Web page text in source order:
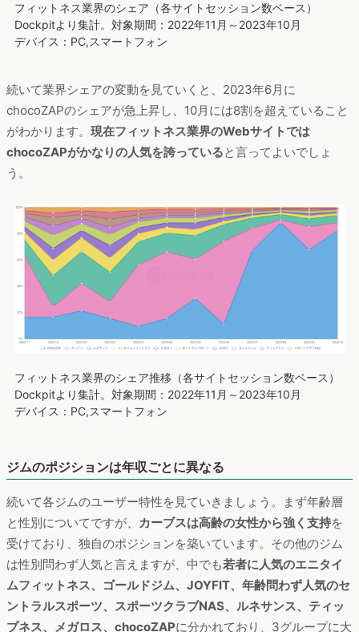
フィットネス業界のシェア（各サイトセッション数ベース）
Dockpitより集計。対象期間：2022年11月～2023年10月
デバイス：PC,スマートフォン
続いて業界シェアの変動を見ていくと、2023年6月に
chocoZAPのシェアが急上昇し、10月には8割を超えていること
がわかります。 現在フィットネス業界のWebサイトでは
chocoZAPがかなりの人気を誇っていると言ってよいでしょ
う。
フィットネス業界のシェア推移（各サイトセッション数ベース）
Dockpitより集計。対象期間：2022年11月～2023年10月
デバイス：PC,スマートフォン
ジムのポジションは年収ごとに異なる
続いて各ジムのユーザー特性を見ていきましょう。まず年齢層
と性別についてですが、
カーブスは高齢の女性から強く支持を
受けており、独自のポジションを築いています。その他のジム
は性別問わず人気と言えますが、中でも若者に人気のエニタイ
ムフィットネス、ゴールドジム、JOYFIT、年齢問わず人気のセ
ントラルスポーツ、スポーツクラブNAS、ルネサンス、ティッ
プネス、メガロス、chocoZAPに分かれており、3グループに大